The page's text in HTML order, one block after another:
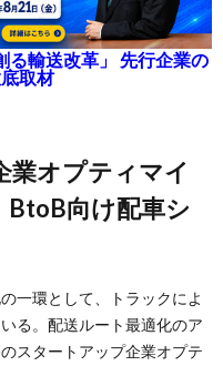
る輸送改革」 先行企業の
取材
BtoB向け配車シ
一環として、トラックによ
る。配送ルート最適化のア
スタートアップ企業オプテ